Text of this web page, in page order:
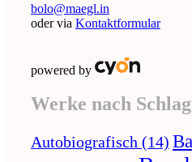
bolo@maegl.in
oder via Kontaktformular
powered by
Werke nach
Autobiografisch (14)